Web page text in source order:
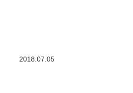
2018.07.05